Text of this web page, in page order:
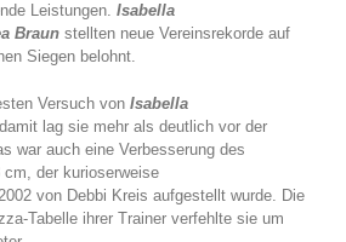
Leistungen. Isabella
Braun stellten neue Vereinsrekorde auf
Siegen belohnt.
Versuch von Isabella
lag sie mehr als deutlich vor der
war auch eine Verbesserung des
der kurioserweise
von Debbi Kreis aufgestellt wurde. Die
Tabelle ihrer Trainer verfehlte sie um